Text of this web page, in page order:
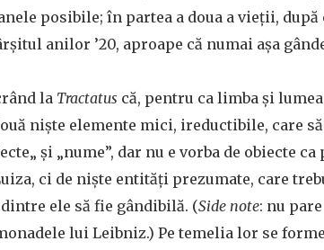
posibile; în partea a doua a vieții,
anilor ’20, aproape că numai așa
la Tractatus că, pentru ca limba și
niște elemente mici, ireductibile, care
și „nume”, dar nu e vorba de obiecte
ci de niște entități prezumate, care
ele să fie gândibilă. (Side note: nu
lui Leibniz.) Pe temelia lor se